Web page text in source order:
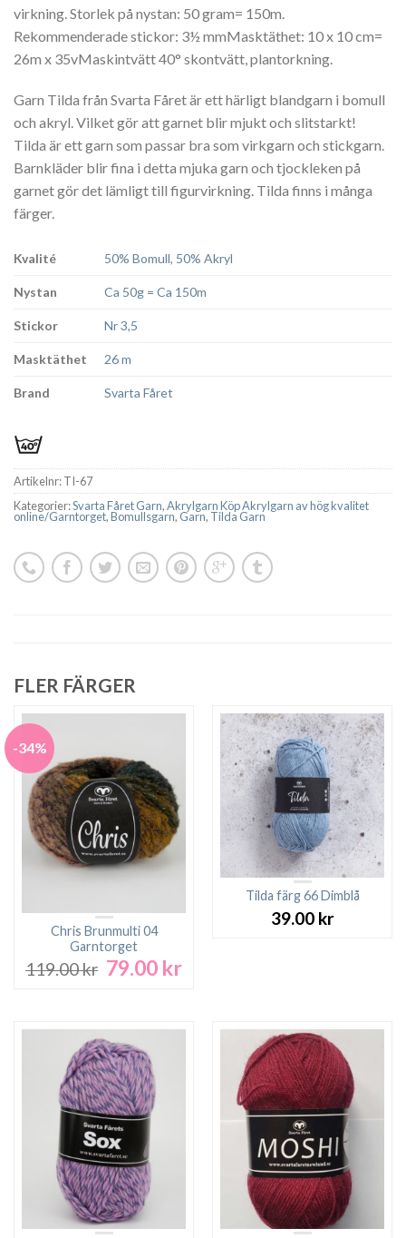
virkning. Storlek på nystan: 50 gram= 150m.
Rekommenderade stickor: 3½ mmMasktäthet: 10 x 10 cm=
26m x 35vMaskintvätt 40° skontvätt, plantorkning.
Garn Tilda från Svarta Fåret är ett härligt blandgarn i bomull
och akryl. Vilket gör att garnet blir mjukt och slitstarkt!
Tilda är ett garn som passar bra som virkgarn och stickgarn.
Barnkläder blir fina i detta mjuka garn och tjockleken på
garnet gör det lämligt till figurvirkning. Tilda finns i många
färger.
Kvalité 50% Bomull, 50% Akryl
Nystan Ca 50g = Ca 150m
Stickor Nr 3,5
Masktäthet 26 m
Brand Svarta Fåret
Artikelnr:TI-67
Kategorier:Svarta Fåret Garn,Akrylgarn Köp Akrylgarn av hög kvalitet
online/Garntorget,Bomullsgarn, Garn, Tilda Garn
FLER FÄRGER
-34%
Chris Brunmulti 04
Garntorget
119.00kr Det
119.00 kr.
79.00 krDet
79.00 kr.
Tilda färg 66 Dimblå
39.00 kr